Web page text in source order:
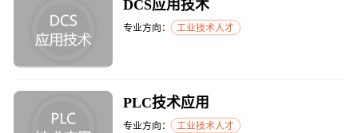
DCS应用技术
专业方向： 工业技术人才
PLC技术应用
专业方向： 工业技术人才